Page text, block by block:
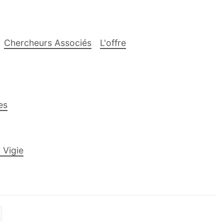
Chercheurs Associés
L'offre
Vigie